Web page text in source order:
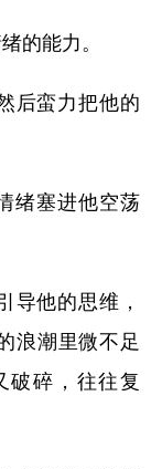
的能力。
后蛮力把他的
绪塞进他空荡
导他的思维，
浪潮里微不足
破碎，往往复